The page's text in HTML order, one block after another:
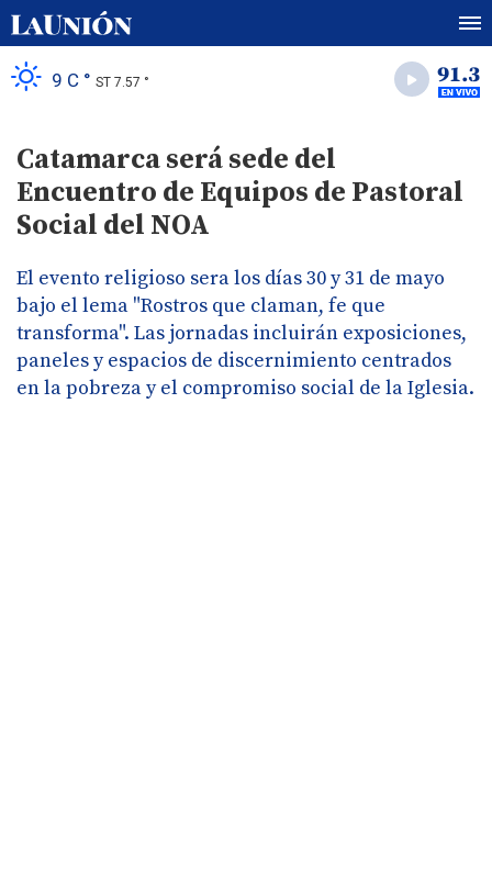
9 C ° ST 7.57 °
Catamarca será sede del
Encuentro de Equipos de Pastoral
Social del NOA
El evento religioso sera los días 30 y 31 de mayo
bajo el lema "Rostros que claman, fe que
transforma". Las jornadas incluirán exposiciones,
paneles y espacios de discernimiento centrados
en la pobreza y el compromiso social de la Iglesia.